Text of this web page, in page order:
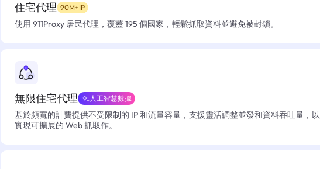
住宅代理 90M+IP
使用 911Proxy 居民代理，覆蓋 195 個國家，輕鬆抓取資料並避免被封鎖。
無限住宅代理 人工智慧數據
基於頻寬的計費提供不受限制的 IP 和流量容量，支援靈活調整並發和資料吞吐量，以
實現可擴展的 Web 抓取作。